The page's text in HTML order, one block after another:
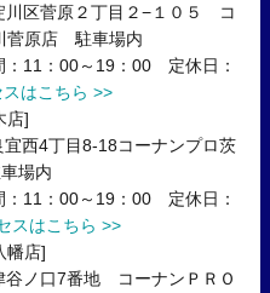
区菅原２丁目２−１０５ コ
菅原店 駐車場内
11：00～19：00 定休日：
スはこちら >>
店]
西4丁目8-18コーナンプロ茨
場内
11：00～19：00 定休日：
スはこちら >>
幡店]
ノ口7番地 コーナンＰＲＯ